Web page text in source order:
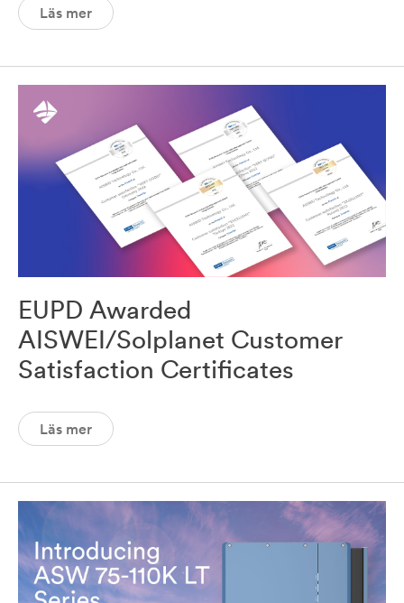
Läs mer
EUPD Awarded
AISWEI/Solplanet Customer
Satisfaction Certificates
Läs mer